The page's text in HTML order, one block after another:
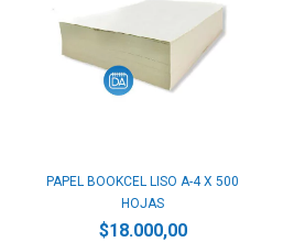
PAPEL BOOKCEL LISO A-4 X 500
HOJAS
$18.000,00